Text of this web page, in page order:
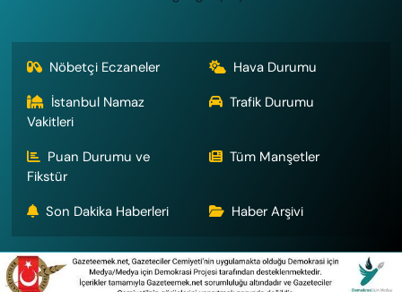
Nöbetçi Eczaneler
Hava Durumu
İstanbul Namaz
Vakitleri
Trafik Durumu
Puan Durumu ve
Fikstür
Tüm Manşetler
Son Dakika Haberleri Haber Arşivi